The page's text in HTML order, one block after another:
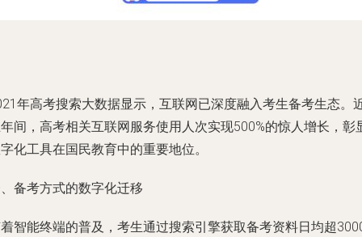
年高考搜索大数据显示，互联网已深度融入考生备考生态。
间，高考相关互联网服务使用人次实现500%的惊人增长，彰
化工具在国民教育中的重要地位。
备考方式的数字化迁移
智能终端的普及，考生通过搜索引擎获取备考资料日均超